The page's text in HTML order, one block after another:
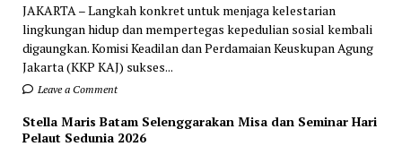
JAKARTA – Langkah konkret untuk menjaga kelestarian
lingkungan hidup dan mempertegas kepedulian sosial kembali
digaungkan. Komisi Keadilan dan Perdamaian Keuskupan Agung
Jakarta (KKP KAJ) sukses...
Leave a Comment
Stella Maris Batam Selenggarakan Misa dan Seminar Hari
Pelaut Sedunia 2026